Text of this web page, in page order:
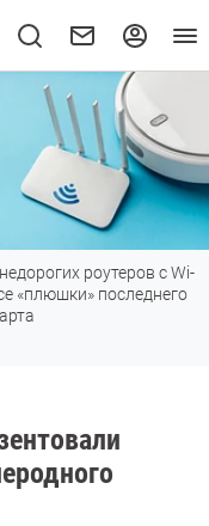
роутеров с Wi-
«плюшки» последнего